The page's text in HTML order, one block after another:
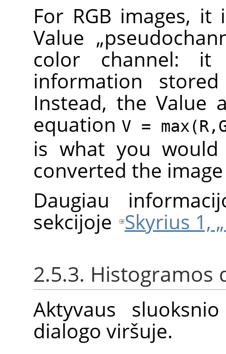
For RGB images,
Value „
color channel:
information
Instead, the Value
equation V =
is what you
converted the
Daugiau
sekcijoje Skyrius 1,
2.5.3. Histogramos
Aktyvaus
dialogo viršuje.